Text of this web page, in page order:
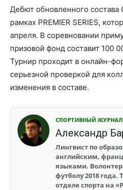
Дебют обновленного состава
рамках PREMIER SERIES,
апреля. В соревновании
призовой фонд составит 100
Турнир проходит в онлайн-
серьезной проверкой для
изменения в составе.
СПОРТИВНЫЙ
Александр
Лингвист по
английским,
языками.
футболу 2018 года.
отделе спорта на